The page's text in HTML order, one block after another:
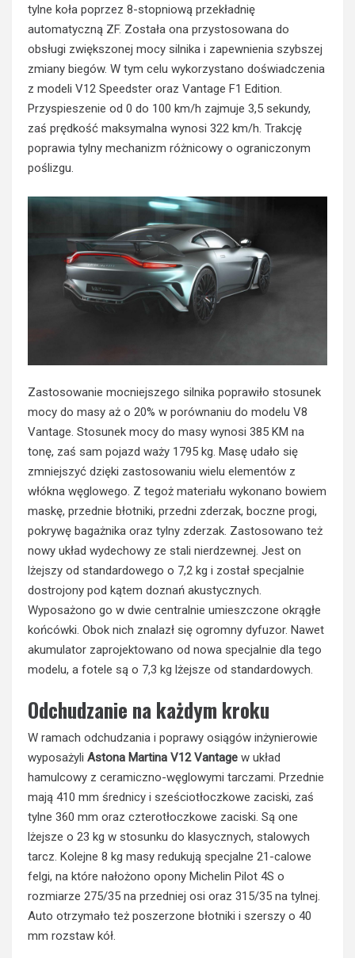
tylne koła poprzez 8-stopniową przekładnię
automatyczną ZF. Została ona przystosowana do
obsługi zwiększonej mocy silnika i zapewnienia szybszej
zmiany biegów. W tym celu wykorzystano doświadczenia
z modeli V12 Speedster oraz Vantage F1 Edition.
Przyspieszenie od 0 do 100 km/h zajmuje 3,5 sekundy,
zaś prędkość maksymalna wynosi 322 km/h. Trakcję
poprawia tylny mechanizm różnicowy o ograniczonym
poślizgu.
Zastosowanie mocniejszego silnika poprawiło stosunek
mocy do masy aż o 20% w porównaniu do modelu V8
Vantage. Stosunek mocy do masy wynosi 385 KM na
tonę, zaś sam pojazd waży 1795 kg. Masę udało się
zmniejszyć dzięki zastosowaniu wielu elementów z
włókna węglowego. Z tegoż materiału wykonano bowiem
maskę, przednie błotniki, przedni zderzak, boczne progi,
pokrywę bagażnika oraz tylny zderzak. Zastosowano też
nowy układ wydechowy ze stali nierdzewnej. Jest on
lżejszy od standardowego o 7,2 kg i został specjalnie
dostrojony pod kątem doznań akustycznych.
Wyposażono go w dwie centralnie umieszczone okrągłe
końcówki. Obok nich znalazł się ogromny dyfuzor. Nawet
akumulator zaprojektowano od nowa specjalnie dla tego
modelu, a fotele są o 7,3 kg lżejsze od standardowych.
Odchudzanie na każdym kroku
W ramach odchudzania i poprawy osiągów inżynierowie
wyposażyli Astona Martina V12 Vantage w układ
hamulcowy z ceramiczno-węglowymi tarczami. Przednie
mają 410 mm średnicy i sześciotłoczkowe zaciski, zaś
tylne 360 mm oraz czterotłoczkowe zaciski. Są one
lżejsze o 23 kg w stosunku do klasycznych, stalowych
tarcz. Kolejne 8 kg masy redukują specjalne 21-calowe
felgi, na które nałożono opony Michelin Pilot 4S o
rozmiarze 275/35 na przedniej osi oraz 315/35 na tylnej.
Auto otrzymało też poszerzone błotniki i szerszy o 40
mm rozstaw kół.